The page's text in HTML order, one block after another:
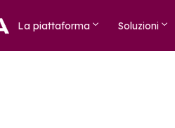
La piattaforma Soluzioni